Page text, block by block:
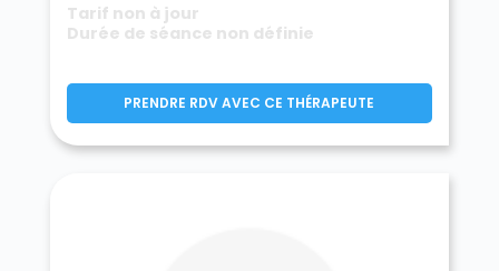
Tarif non à jour
Durée de séance non définie
PRENDRE RDV AVEC CE THÉRAPEUTE